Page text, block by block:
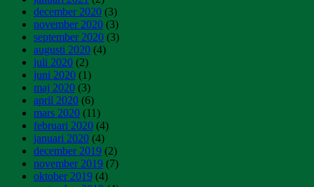
december 2020 (3)
november 2020 (3)
september 2020 (3)
augusti 2020 (4)
juli 2020 (2)
juni 2020 (1)
maj 2020 (3)
april 2020 (6)
mars 2020 (11)
februari 2020 (4)
januari 2020 (4)
december 2019 (2)
november 2019 (7)
oktober 2019 (4)